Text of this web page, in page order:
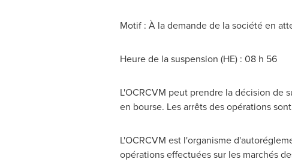
Motif : À la demande de la société en
Heure de la suspension (HE) : 08 h 56
L'OCRCVM peut prendre la décision de
en bourse. Les arrêts des opérations
L'OCRCVM est l'organisme
opérations effectuées sur les marchés